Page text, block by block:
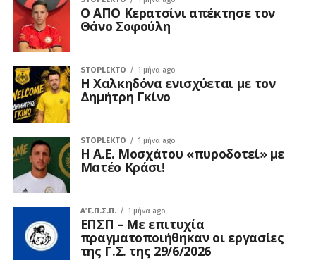
Ο ΑΠΟ Κερατσίνι απέκτησε τον
Θάνο Σοφούλη
STOPLEKTO 1 μήνα ago
Η Χαλκηδόνα ενισχύεται με τον
Δημήτρη Γκίνο
STOPLEKTO 1 μήνα ago
Η Α.Ε. Μοσχάτου «πυροδοτεί» με
Ματέο Κράσι!
Α΄ Ε.Π.Σ.Π. 1 μήνα ago
ΕΠΣΠ – Με επιτυχία
πραγματοποιήθηκαν οι εργασίες
της Γ.Σ. της 29/6/2026